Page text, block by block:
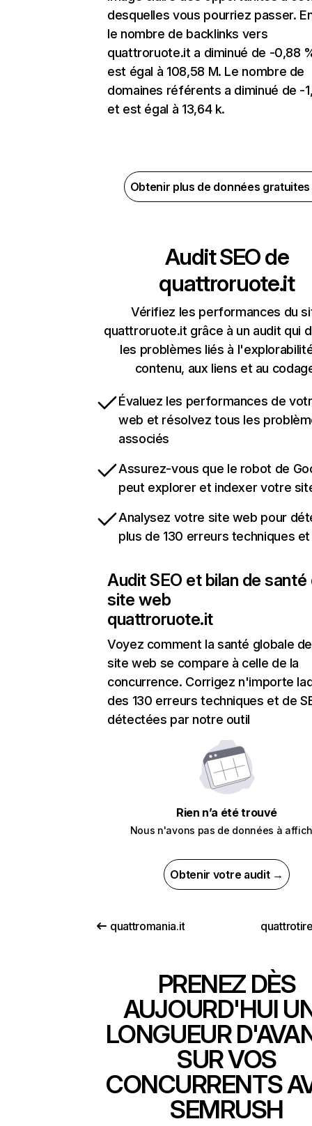
desquelles vous pourriez passer.
le nombre de backlinks vers
quattroruote.it a diminué de -0,88
est égal à 108,58 M. Le nombre de
domaines référents a diminué de -
et est égal à 13,64 k.
Obtenir plus de données
Audit SEO de
quattroruote.it
Vérifiez les performances du
quattroruote.it grâce à un audit qui
les problèmes liés à
contenu, aux liens et au
Évaluez les performances de
web et résolvez tous les
associés
Assurez-vous que le robot de
peut explorer et indexer votre
Analysez votre site web pour
plus de 130 erreurs techniques et
Audit SEO et bilan de santé
site web
quattroruote.it
Voyez comment la santé globale
site web se compare à celle de la
concurrence. Corrigez n'importe
des 130 erreurs techniques et de
détectées par notre outil
Rien n’a été trouvé
Nous n'avons pas de données à
Obtenir votre audit →
quattromania.it
PRENEZ DÈS
AUJOURD'HUI
LONGUEUR
SUR VOS
CONCURRENTS
SEMRUSH